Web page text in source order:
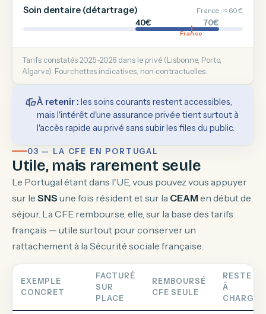
Soin dentaire (détartrage) France : ≈ 60 €
40€ 70€
France
Tarifs constatés 2025–2026 dans le privé (Lisbonne, Porto,
Algarve). Fourchettes indicatives, non contractuelles.
À retenir : les soins courants restent accessibles,
mais l'intérêt d'une assurance privée tient surtout à
l'accès rapide au privé sans subir les files du public.
03 — LA CFE EN PORTUGAL
Utile, mais rarement seule
Le Portugal étant dans l'UE, vous pouvez vous appuyer
sur le SNS une fois résident et sur la CEAM en début de
séjour. La CFE rembourse, elle, sur la base des tarifs
français — utile surtout pour conserver un
rattachement à la Sécurité sociale française.
EXEMPLE
CONCRET
FACTURÉ
SUR
PLACE
REMBOURSÉ
CFE SEULE
RESTE
À
CHARGE